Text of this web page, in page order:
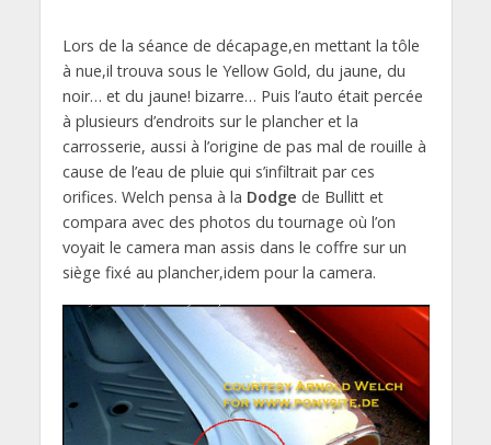
Lors de la séance de décapage,en mettant la tôle
à nue,il trouva sous le Yellow Gold, du jaune, du
noir… et du jaune! bizarre… Puis l’auto était percée
à plusieurs d’endroits sur le plancher et la
carrosserie, aussi à l’origine de pas mal de rouille à
cause de l’eau de pluie qui s’infiltrait par ces
orifices. Welch pensa à la Dodge de Bullitt et
compara avec des photos du tournage où l’on
voyait le camera man assis dans le coffre sur un
siège fixé au plancher,idem pour la camera.